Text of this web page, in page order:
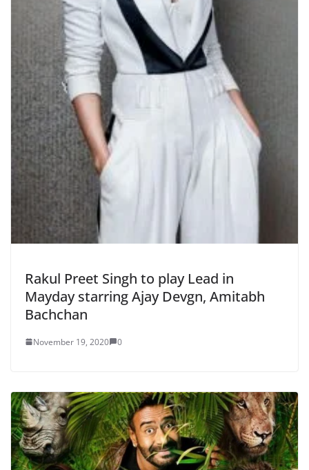
Rakul Preet Singh to play Lead in
Mayday starring Ajay Devgn, Amitabh
Bachchan
November 19, 2020 0